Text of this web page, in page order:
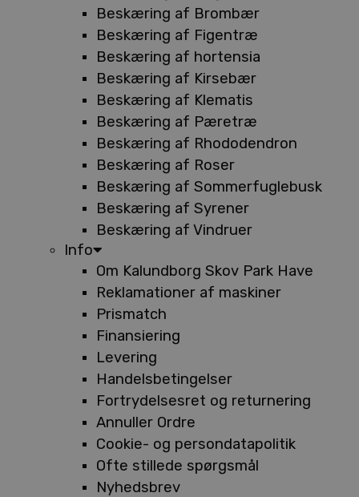
Beskæring af Brombær
Beskæring af Figentræ
Beskæring af hortensia
Beskæring af Kirsebær
Beskæring af Klematis
Beskæring af Pæretræ
Beskæring af Rhododendron
Beskæring af Roser
Beskæring af Sommerfuglebusk
Beskæring af Syrener
Beskæring af Vindruer
Info
Om Kalundborg Skov Park Have
Reklamationer af maskiner
Prismatch
Finansiering
Levering
Handelsbetingelser
Fortrydelsesret og returnering
Annuller Ordre
Cookie- og persondatapolitik
Ofte stillede spørgsmål
Nyhedsbrev